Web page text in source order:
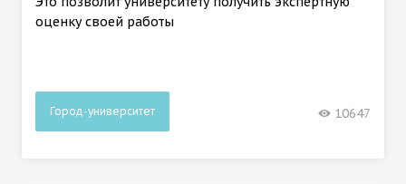
оценку своей работы
Город-университет 10647